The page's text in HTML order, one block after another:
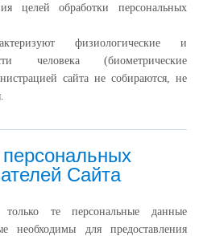
целей обработки персональных
физиологические и
человека (биометрические
сайта не собираются, не
Сайта
те персональные данные
необходимы для предоставления